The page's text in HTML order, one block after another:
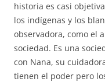
historia es casi
los indígenas y los
observadora, como el
sociedad. Es una
con Nana, su
tienen el poder pero